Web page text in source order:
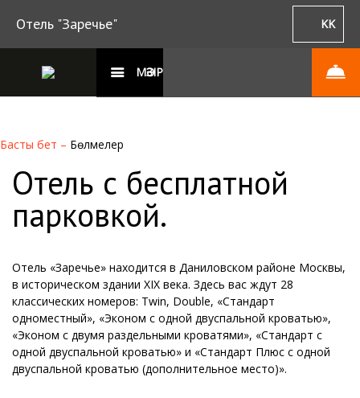
Отель "Заречье" KK
МӘЗІР
Басты бет – Бөлмелер
Отель с бесплатной
парковкой.
Отель «Заречье» находится в Даниловском районе Москвы,
в историческом здании XIX века. Здесь вас ждут 28
классических номеров: Twin, Double, «Стандарт
одноместный», «Эконом с одной двуспальной кроватью»,
«Эконом с двумя раздельными кроватями», «Стандарт с
одной двуспальной кроватью» и «Стандарт Плюс с одной
двуспальной кроватью (дополнительное место)».